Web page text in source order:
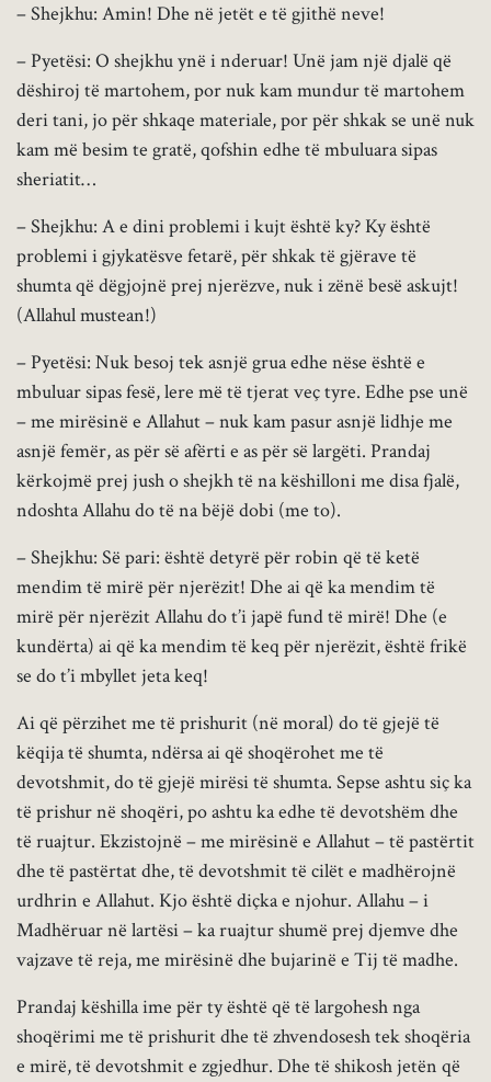
– Shejkhu: Amin! Dhe në jetët e të gjithë neve!
– Pyetësi: O shejkhu ynë i nderuar! Unë jam një djalë që
dëshiroj të martohem, por nuk kam mundur të martohem
deri tani, jo për shkaqe materiale, por për shkak se unë nuk
kam më besim te gratë, qofshin edhe të mbuluara sipas
sheriatit…
– Shejkhu: A e dini problemi i kujt është ky? Ky është
problemi i gjykatësve fetarë, për shkak të gjërave të
shumta që dëgjojnë prej njerëzve, nuk i zënë besë askujt!
(Allahul mustean!)
– Pyetësi: Nuk besoj tek asnjë grua edhe nëse është e
mbuluar sipas fesë, lere më të tjerat veç tyre. Edhe pse unë
– me mirësinë e Allahut – nuk kam pasur asnjë lidhje me
asnjë femër, as për së afërti e as për së largëti. Prandaj
kërkojmë prej jush o shejkh të na këshilloni me disa fjalë,
ndoshta Allahu do të na bëjë dobi (me to).
– Shejkhu: Së pari: është detyrë për robin që të ketë
mendim të mirë për njerëzit! Dhe ai që ka mendim të
mirë për njerëzit Allahu do t’i japë fund të mirë! Dhe (e
kundërta) ai që ka mendim të keq për njerëzit, është frikë
se do t’i mbyllet jeta keq!
Ai që përzihet me të prishurit (në moral) do të gjejë të
këqija të shumta, ndërsa ai që shoqërohet me të
devotshmit, do të gjejë mirësi të shumta. Sepse ashtu siç ka
të prishur në shoqëri, po ashtu ka edhe të devotshëm dhe
të ruajtur. Ekzistojnë – me mirësinë e Allahut – të pastërtit
dhe të pastërtat dhe, të devotshmit të cilët e madhërojnë
urdhrin e Allahut. Kjo është diçka e njohur. Allahu – i
Madhëruar në lartësi – ka ruajtur shumë prej djemve dhe
vajzave të reja, me mirësinë dhe bujarinë e Tij të madhe.
Prandaj këshilla ime për ty është që të largohesh nga
shoqërimi me të prishurit dhe të zhvendosesh tek shoqëria
e mirë, të devotshmit e zgjedhur. Dhe të shikosh jetën që